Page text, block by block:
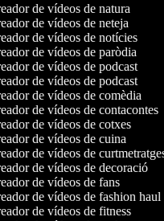
de vídeos de natura
de vídeos de neteja
de vídeos de notícies
de vídeos de paròdia
de vídeos de podcast
de vídeos de podcast
de vídeos de comèdia
de vídeos de contacontes
de vídeos de cotxes
de vídeos de cuina
de vídeos de curtmetratges
de vídeos de decoració
de vídeos de fans
de vídeos de fashion haul
de vídeos de fitness